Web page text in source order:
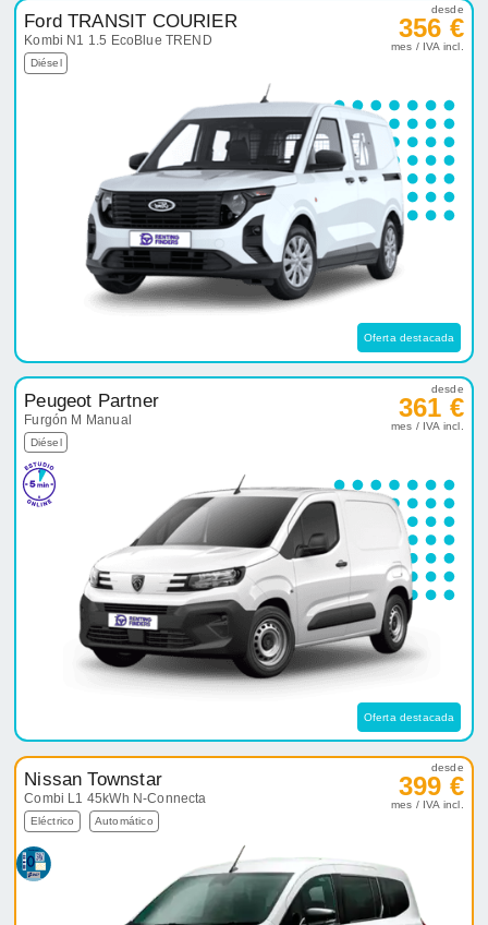
Ford TRANSIT COURIER
Kombi N1 1.5 EcoBlue TREND
Diésel
desde
356 €
mes / IVA incl.
Oferta destacada
Peugeot Partner
Furgón M Manual
Diésel
desde
361 €
mes / IVA incl.
Oferta destacada
Nissan Townstar
Combi L1 45kWh N-Connecta
Eléctrico Automático
desde
399 €
mes / IVA incl.